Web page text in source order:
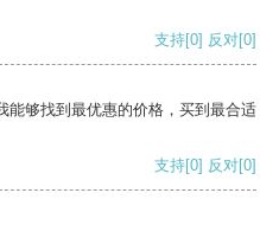
支持[0] 反对[0]
能够找到最优惠的价格，买到最合适
支持[0] 反对[0]